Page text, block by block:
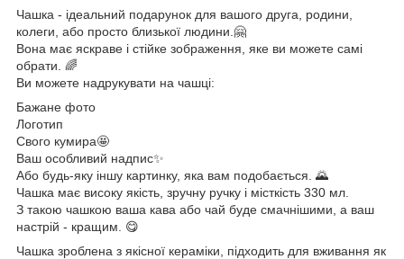
Чашка - ідеальний подарунок для вашого друга, родини,
колеги, або просто близької людини.🤗
Вона має яскраве і стійке зображення, яке ви можете самі
обрати. 🌈
Ви можете надрукувати на чашці:
Бажане фото
Логотип
Свого кумира🤩
Ваш особливий надпис✨
Або будь-яку іншу картинку, яка вам подобається. 🌄
Чашка має високу якість, зручну ручку і місткість 330 мл.
З такою чашкою ваша кава або чай буде смачнішими, а ваш
настрій - кращим. 😋
Чашка зроблена з якісної кераміки, підходить для вживання як